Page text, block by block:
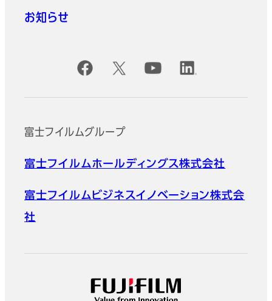
お知らせ
公式SNSアカウント
富士フイルムグループ
富士フイルムホールディングス株式会社
富士フイルムビジネスイノベーション株式会
社